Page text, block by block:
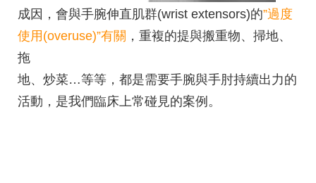
成因，會與手腕伸直肌群(wrist extensors)的”過度
使用(overuse)”有關 ，重複的提與搬重物、掃地、
拖
地、炒菜…等等，都是需要手腕與手肘持續出力的
活動，是我們臨床上常碰見的案例。